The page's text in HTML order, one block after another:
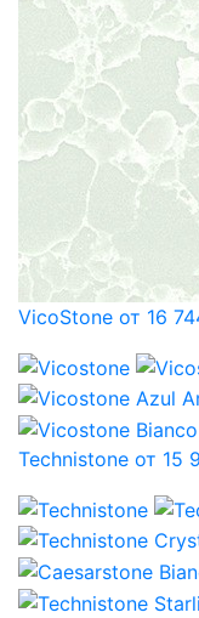
VicoStone от 16
Technistone от 15